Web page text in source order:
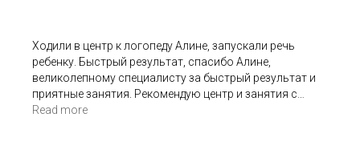
Ходили в центр к логопеду Алине, запускали речь
ребенку. Быстрый результат, спасибо Алине,
великолепному специалисту за быстрый результат и
приятные занятия. Рекомендую центр и занятия с
логопедом в нем.
Read more